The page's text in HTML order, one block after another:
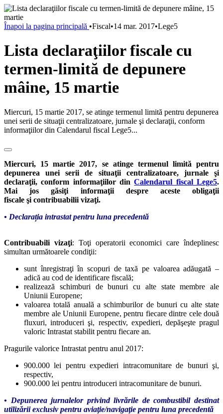
Înapoi la pagina principală •Fiscal•14 mar. 2017•Lege5
Lista declaraţiilor fiscale cu
termen-limită de depunere
mâine, 15 martie
Miercuri, 15 martie 2017, se atinge termenul limită pentru depunerea
unei serii de situaţii centralizatoare, jurnale şi declaraţii, conform
informaţiilor din Calendarul fiscal Lege5...
Miercuri, 15 martie 2017, se atinge termenul limită pentru
depunerea unei serii de situaţii centralizatoare, jurnale şi
declaraţii, conform informaţiilor dinCalendarul fiscal Lege5.
Mai jos găsiţi informaţii despre aceste obligaţii
fiscale şi contribuabilii vizaţi.
• Declarația intrastat pentru luna precedentă
Contribuabili vizaţi: Toţi operatorii economici care îndeplinesc
simultan următoarele condiţii:
sunt înregistraţi în scopuri de taxă pe valoarea adăugată –
adică au cod de identificare fiscală;
realizează schimburi de bunuri cu alte state membre ale
Uniunii Europene;
valoarea totală anuală a schimburilor de bunuri cu alte state
membre ale Uniunii Europene, pentru fiecare dintre cele două
fluxuri, introduceri şi, respectiv, expedieri, depăşeşte pragul
valoric Intrastat stabilit pentru fiecare an.
Pragurile valorice Intrastat pentru anul 2017:
900.000 lei pentru expedieri intracomunitare de bunuri şi,
respectiv,
900.000 lei pentru introduceri intracomunitare de bunuri.
• Depunerea jurnalelor privind livrările de combustibil destinat
utilizării exclusiv pentru aviaţie/navigaţie pentru luna precedentă